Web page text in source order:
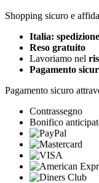
Shopping sicuro e
Italia:
Reso gratuito
Lavoriamo nel
Pagamento
Pagamento sicuro
Contrassegno
Bonifico